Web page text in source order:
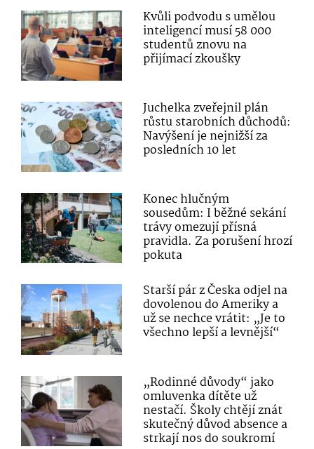
Kvůli podvodu s umělou
inteligencí musí 58 000
studentů znovu na
přijímací zkoušky
Juchelka zveřejnil plán
růstu starobních důchodů:
Navýšení je nejnižší za
posledních 10 let
Konec hlučným
sousedům: I běžné sekání
trávy omezují přísná
pravidla. Za porušení hrozí
pokuta
Starší pár z Česka odjel na
dovolenou do Ameriky a
už se nechce vrátit: „Je to
všechno lepší a levnější“
„Rodinné důvody“ jako
omluvenka dítěte už
nestačí. Školy chtějí znát
skutečný důvod absence a
strkají nos do soukromí